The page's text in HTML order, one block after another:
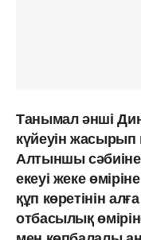
Танымал әнші
күйеуін жасырып
Алтыншы сәбиіне
екеуі жеке
құп көретінін
отбасылық